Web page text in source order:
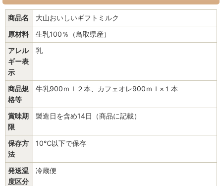
商品名
大山おいしいギフトミルク
原材料
生乳100％（鳥取県産）
アレル
ギー表
示
乳
商品規
格等
牛乳900ｍｌ２本、カフェオレ900ｍｌ×１本
賞味期
限
製造日を含め14日（商品に記載）
保存方
法
10℃以下で保存
発送温
度区分
冷蔵便